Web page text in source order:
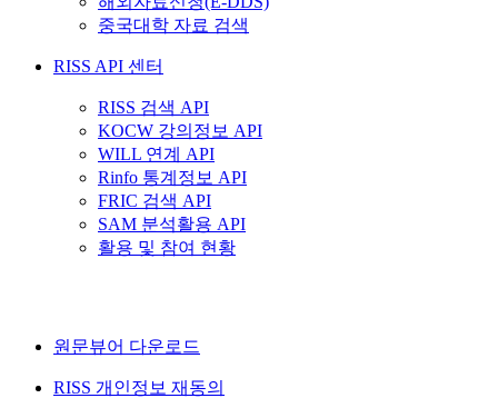
중국대학 자료 검색
RISS API 센터
RISS 검색 API
KOCW 강의정보 API
WILL 연계 API
Rinfo 통계정보 API
FRIC 검색 API
SAM 분석활용 API
활용 및 참여 현황
원문뷰어 다운로드
RISS 개인정보 재동의